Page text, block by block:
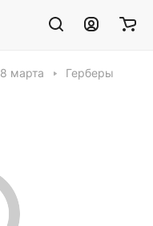
8 марта Герберы